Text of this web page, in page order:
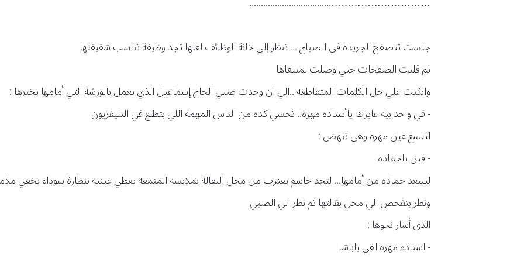
جلست تتصفح الجريدة في الصباح ... تنظر إلي خانة الوظائف لعلها تجد وظيفة تناسب شقيقتها
ثم قلبت الصفحات حتي وصلت لمبتغاها
وانكبت علي حل الكلمات المتقاطعه ..الي ان وجدت صبي الحاج إسماعيل الذي يعمل بالورشة التي أمامها يخبرها :
- في واحد بيه عايزك ياأستاذه مهرة.. تحسي كده من الناس المهمه اللي بتطلع في التليفزيون
لتتسع عين مهرة وهي تنهض :
- فين ياحماده
ليبتعد حماده من أمامها... لتجد جاسم يقترب من محل البقالة بملابسه المنمقه يغطي عينيه بنظارة سوداء تخفي
ونظر بتفحص الي محل بقالتها ثم نظر الي الصبي
الذي أشار نحوها :
- استاذه مهرة اهي ياباشا